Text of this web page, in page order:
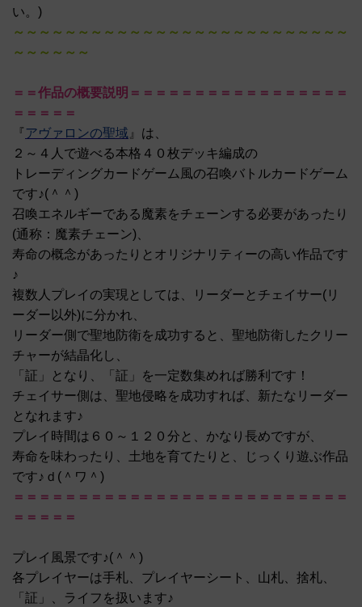
い。)
～～～～～～～～～～～～～～～～～～～～～～～～～～
～～～～～～
＝＝作品の概要説明＝＝＝＝＝＝＝＝＝＝＝＝＝＝＝＝＝
＝＝＝＝＝
『アヴァロンの聖域 』は、
２～４人で遊べる本格４０枚デッキ編成の
トレーディングカードゲーム風の召喚バトルカードゲーム
です♪(＾＾)
召喚エネルギーである魔素をチェーンする必要があったり
(通称：魔素チェーン)、
寿命の概念があったりとオリジナリティーの高い作品です
♪
複数人プレイの実現としては、リーダーとチェイサー(リ
ーダー以外)に分かれ、
リーダー側で聖地防衛を成功すると、聖地防衛したクリー
チャーが結晶化し、
「証」となり、「証」を一定数集めれば勝利です！
チェイサー側は、聖地侵略を成功すれば、新たなリーダー
となれます♪
プレイ時間は６０～１２０分と、かなり長めですが、
寿命を味わったり、土地を育てたりと、じっくり遊ぶ作品
です♪ｄ(＾ワ＾)
＝＝＝＝＝＝＝＝＝＝＝＝＝＝＝＝＝＝＝＝＝＝＝＝＝＝
＝＝＝＝＝
プレイ風景です♪(＾＾)
各プレイヤーは手札、プレイヤーシート、山札、捨札、
「証」、ライフを扱います♪